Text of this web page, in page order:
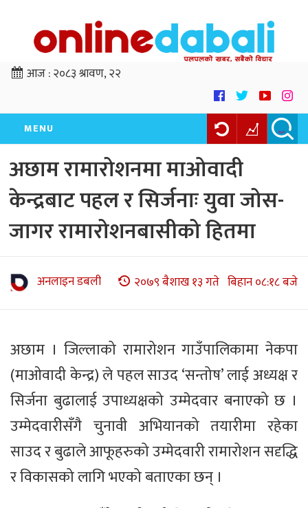
आज :२०८३ श्रावण, २२
MENU
अछाम रामारोशनमा माओवादी
केन्द्रबाट पहल र सिर्जनाः युवा जोस-
जागर रामारोशनबासीको हितमा
अनलाइन डबली २०७९ बैशाख १३ गते बिहान ०८:१८ बजे
अछाम । जिल्लाको रामारोशन गाउँपालिकामा नेकपा
(माओवादी केन्द्र) ले पहल साउद ‘सन्तोष’ लाई अध्यक्ष र
सिर्जना बुढालाई उपाध्यक्षको उम्मेदवार बनाएको छ ।
उम्मेदवारीसँगै चुनावी अभियानको तयारीमा रहेका
साउद र बुढाले आफूहरुको उम्मेदवारी रामारोशन सदृद्धि
र विकासको लागि भएको बताएका छन् ।